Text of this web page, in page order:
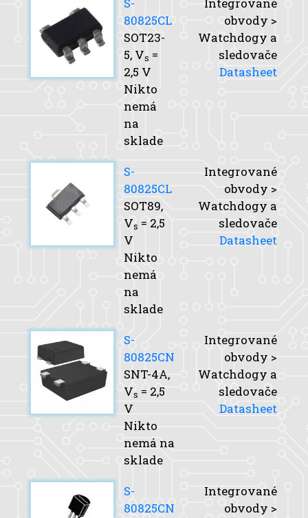
80825CL
SOT23-
5, Vs =
2,5 V
Nikto
nemá
na
sklade
obvody >
Watchdogy a
sledovače
Datasheet
S-
80825CL
SOT89,
Vs = 2,5
V
Nikto
nemá
na
sklade
Integrované
obvody >
Watchdogy a
sledovače
Datasheet
S-
80825CN
SNT-4A,
Vs = 2,5
V
Nikto
nemá na
sklade
Integrované
obvody >
Watchdogy a
sledovače
Datasheet
S-
80825CN
Integrované
obvody >